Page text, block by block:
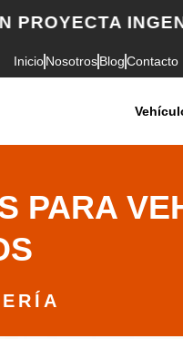
InicioNosotrosBlogContacto
PARA